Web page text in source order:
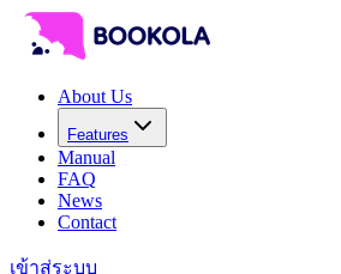
About Us
Features
Manual
FAQ
News
Contact
เข้าสู่ระบบ